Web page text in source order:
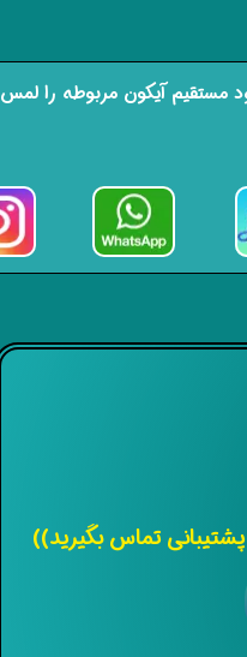
تماس بگیرید))
مستقیم آیکون مربوطه را لمس